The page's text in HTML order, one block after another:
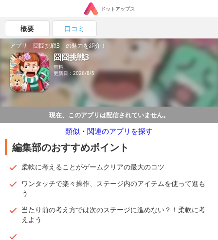
ドットアップス
概要 口コミ
アプリ「囧囧挑戦3」の魅力を紹介！
囧囧挑戦3
無料
更新日：2026/8/5
現在、このアプリは配信されていません。
類似・関連のアプリを探す
編集部のおすすめポイント
柔軟に考えることがゲームクリアの最大のコツ
ワンタッチで楽々操作、ステージ内のアイテムを使って進も
う
当たり前の考え方では次のステージに進めない？！柔軟に考
えよう